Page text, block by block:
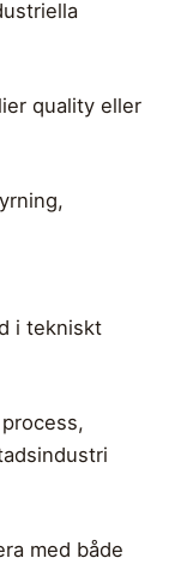
quality eller
i tekniskt
med både